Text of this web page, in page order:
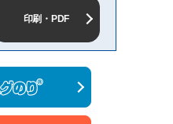
印刷・PDF